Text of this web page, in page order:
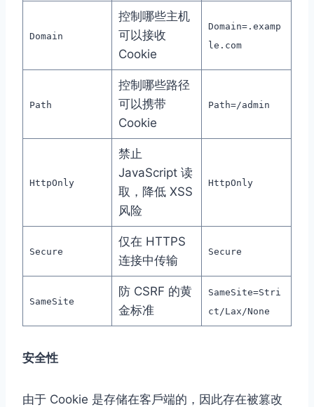
Domain
控制哪些主机
可以接收
Cookie
Domain=.examp
le.com
Path
控制哪些路径
可以携带
Cookie
Path=/admin
HttpOnly
禁止
JavaScript 读
取，降低 XSS
风险
HttpOnly
Secure
仅在 HTTPS
连接中传输
Secure
SameSite
防 CSRF 的黄
金标准
SameSite=Stri
ct/Lax/None
安全性
由于 Cookie 是存储在客⼾端的，因此存在被篡改